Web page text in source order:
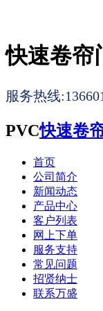
快速卷帘
服务热线
PVC快速卷
首页
公司简介
新闻动态
产品中心
客户列表
网上下单
服务支持
常见问题
招贤纳士
联系万盛